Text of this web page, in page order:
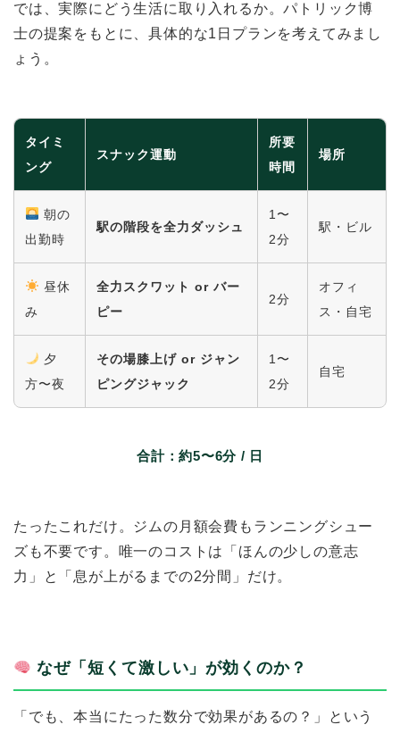
では、実際にどう生活に取り入れるか。パトリック博
士の提案をもとに、具体的な1日プランを考えてみまし
ょう。
タイミ
ング
スナック運動
所要
時間
場所
朝の
出勤時
駅の階段を全力ダッシュ
1〜
2分
駅・ビル
昼休
み
全力スクワット or バー
ピー
2分
オフィ
ス・自宅
夕
方〜夜
その場膝上げ or ジャン
ピングジャック
1〜
2分
自宅
合計：約5〜6分 / 日
たったこれだけ。ジムの月額会費もランニングシュー
ズも不要です。唯一のコストは「ほんの少しの意志
力」と「息が上がるまでの2分間」だけ。
なぜ「短くて激しい」が効くのか？
「でも、本当にたった数分で効果があるの？」という